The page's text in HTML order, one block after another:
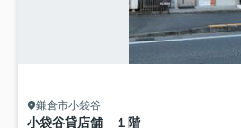
鎌倉市小袋谷
小袋谷貸店舗 １階